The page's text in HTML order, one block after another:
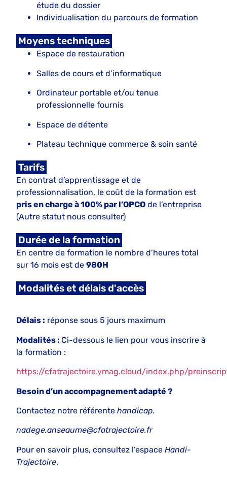
étude du dossier
Individualisation du parcours de formation
Moyens techniques
Espace de restauration
Salles de cours et d’informatique
Ordinateur portable et/ou tenue
professionnelle fournis
Espace de détente
Plateau technique commerce & soin santé
Tarifs
En contrat d’apprentissage et de
professionnalisation, le coût de la formation est
pris en charge à 100% par l’OPCO de l’entreprise
(Autre statut nous consulter)
Durée de la formation
En centre de formation le nombre d’heures total
sur 16 mois est de 980H
Modalités et délais d'accès
Délais : réponse sous 5 jours maximum
Modalités : Ci-dessous le lien pour vous inscrire à
la formation :
https://cfatrajectoire.ymag.cloud/index.php/
Besoin d’un accompagnement adapté ?
Contactez notre référente handicap.
nadege.anseaume@cfatrajectoire.fr
Pour en savoir plus, consultez l’espace Handi-
Trajectoire.